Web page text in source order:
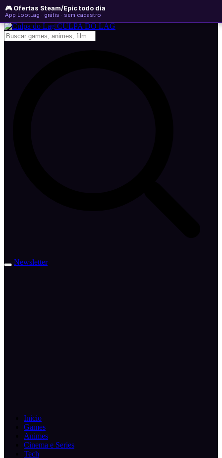
🎮 Ofertas Steam/Epic todo dia
App LootLag · grátis · sem cadastro
sexta-feira, 07 de agosto de 2026
Newsletter
CULPA DO LAG
Newsletter
Inicio
Games
Animes
Cinema e Series
Tech